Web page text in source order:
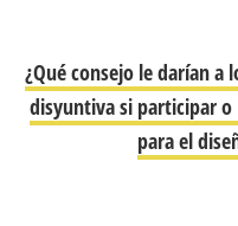
¿Qué consejo le darían a
disyuntiva si participar
para el